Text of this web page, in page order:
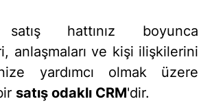
satış hattınız boyunca
anlaşmaları ve kişi ilişkilerini
yardımcı olmak üzere
satış odaklı CRM'dir.